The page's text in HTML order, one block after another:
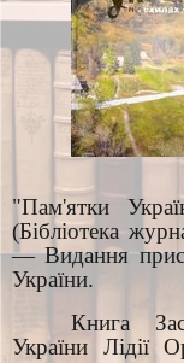
"Пам'ятки
(Бібліотека
— Видання
України.
Книга
України Лідії